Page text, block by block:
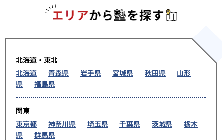
北海道・東北
北海道
青森県 岩手県 宮城県 秋田県
山形
県
福島県
関東
東京都
神奈川県 埼玉県 千葉県 茨城県
栃木
県
群馬県